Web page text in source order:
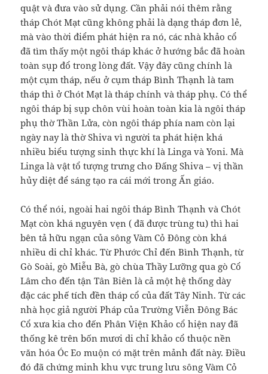
quật và đưa vào sử dụng. Cần phải nói thêm rằng
tháp Chót Mạt cũng không phải là dạng tháp đơn lẻ,
mà vào thời điểm phát hiện ra nó, các nhà khảo cổ
đã tìm thấy một ngôi tháp khác ở hướng bắc đã hoàn
toàn sụp đổ trong lòng đất. Vậy đây cũng chính là
một cụm tháp, nếu ở cụm tháp Bình Thạnh là tam
tháp thì ở Chót Mạt là tháp chính và tháp phụ. Có thể
ngôi tháp bị sụp chôn vùi hoàn toàn kia là ngôi tháp
phụ thờ Thần Lửa, còn ngôi tháp phía nam còn lại
ngày nay là thờ Shiva vì người ta phát hiện khá
nhiều biểu tượng sinh thực khí là Linga và Yoni. Mà
Linga là vật tổ tượng trưng cho Đấng Shiva – vị thần
hủy diệt để sáng tạo ra cái mới trong Ấn giáo.
Có thể nói, ngoài hai ngôi tháp Bình Thạnh và Chót
Mạt còn khá nguyên vẹn ( đã được trùng tu) thì hai
bên tả hữu ngạn của sông Vàm Cỏ Đông còn khá
nhiều di chỉ khác. Từ Phước Chỉ đến Bình Thạnh, từ
Gò Soài, gò Miễu Bà, gò chùa Thầy Lưỡng qua gò Cổ
Lâm cho đến tận Tân Biên là cả một hệ thống dày
đặc các phế tích đền tháp cổ của đất Tây Ninh. Từ các
nhà học giả người Pháp của Trường Viễn Đông Bác
Cổ xưa kia cho đến Phân Viện Khảo cổ hiện nay đã
thống kê trên bốn mươi di chỉ khảo cổ thuộc nền
văn hóa Óc Eo muộn có mặt trên mảnh đất này. Điều
đó đã chứng minh khu vực trung lưu sông Vàm Cỏ